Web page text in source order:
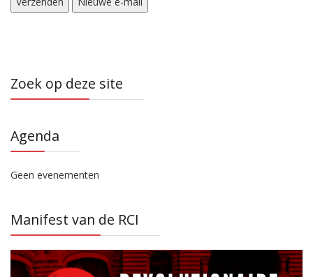
Zoek op deze site
Agenda
Geen evenementen
Manifest van de RCI